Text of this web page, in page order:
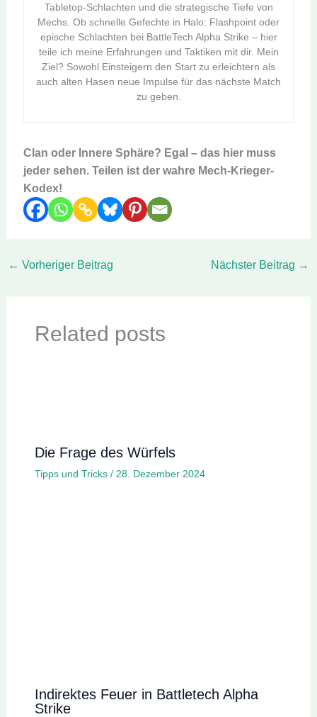
Tabletop-Schlachten und die strategische Tiefe von
Mechs. Ob schnelle Gefechte in Halo: Flashpoint oder
epische Schlachten bei BattleTech Alpha Strike – hier
teile ich meine Erfahrungen und Taktiken mit dir. Mein
Ziel? Sowohl Einsteigern den Start zu erleichtern als
auch alten Hasen neue Impulse für das nächste Match
zu geben.
Clan oder Innere Sphäre? Egal – das hier muss
jeder sehen. Teilen ist der wahre Mech-Krieger-
Kodex!
← Vorheriger Beitrag Nächster Beitrag →
Related posts
Die Frage des Würfels
Tipps und Tricks/ 28. Dezember 2024
Indirektes Feuer in Battletech Alpha
Strike